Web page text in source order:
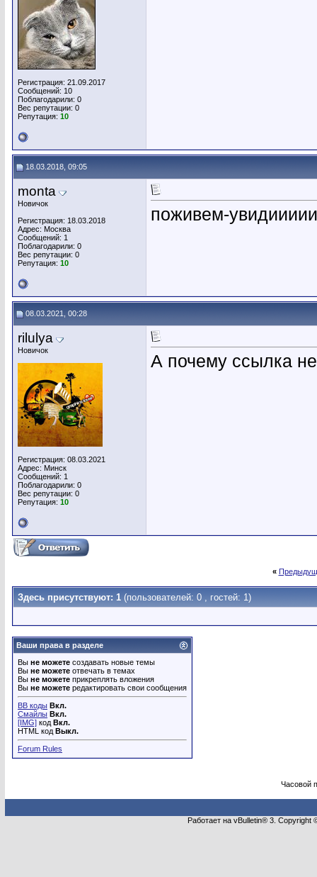
Регистрация: 21.09.2017
Сообщений: 10
Поблагодарили: 0
Вес репутации: 0
Репутация: 10
18.03.2018, 09:05
monta
Новичок
Регистрация: 18.03.2018
Адрес: Москва
Сообщений: 1
Поблагодарили: 0
Вес репутации: 0
Репутация: 10
поживем-
08.03.2021, 00:28
rilulya
Новичок
Регистрация: 08.03.2021
Адрес: Минск
Сообщений: 1
Поблагодарили: 0
Вес репутации: 0
Репутация: 10
А почему ссылка
«
Здесь присутствуют: 1 (пользователей: 0 , гостей: 1)
Ваши права в разделе
Вы не можете создавать новые темы
Вы не можете отвечать в темах
Вы не можете прикреплять вложения
Вы не можете редактировать свои сообщения
BB коды Вкл.
Смайлы Вкл.
[IMG] код Вкл.
HTML код Выкл.
Forum Rules
Часовой
Работает на vBulletin® 3.